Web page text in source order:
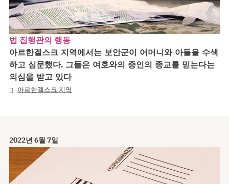
법 집행관의 행동
아르한겔스크 지역에서는 보안군이 어머니와 아들을 수색
하고 심문했다. 그들은 여호와의 증인의 종교를 믿는다는
의심을 받고 있다
아르한겔스크 지역
2022년 6월 7일